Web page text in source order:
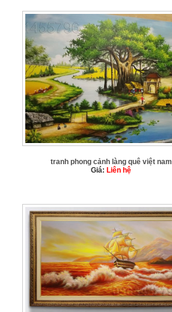
tranh phong cảnh làng quê việt nam
Giá: Liên hệ